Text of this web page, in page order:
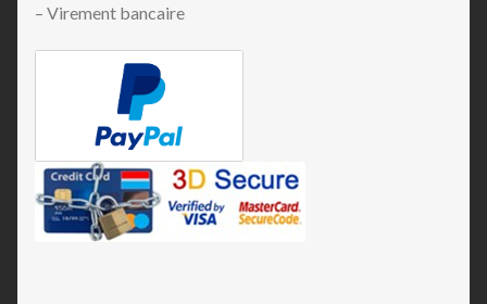
– Virement bancaire